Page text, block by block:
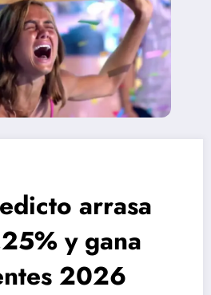
arrasa
y gana
2026